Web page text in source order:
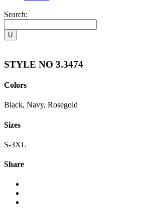
Search:
STYLE NO 3.3474
Colors
Black, Navy, Rosegold
Sizes
S-3XL
Share